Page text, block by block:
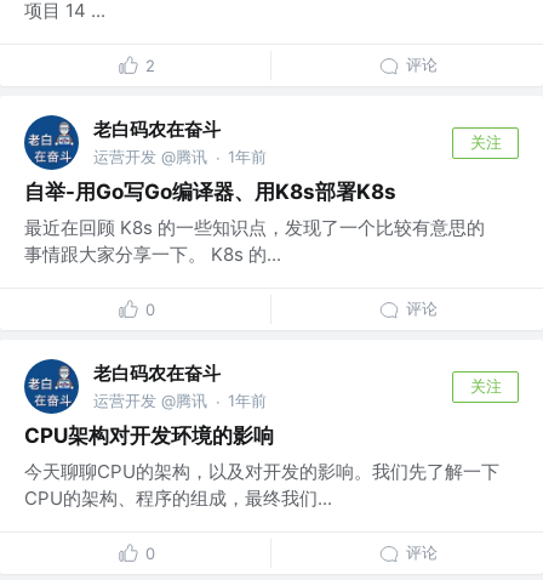
项目 14 ...
2 评论
老白码农在奋斗
运营开发 @腾讯 · 1年前
关注
自举-用Go写Go编译器、用K8s部署K8s
最近在回顾 K8s 的一些知识点，发现了一个比较有意思的
事情跟大家分享一下。 K8s 的...
0 评论
老白码农在奋斗
运营开发 @腾讯 · 1年前
关注
CPU架构对开发环境的影响
今天聊聊CPU的架构，以及对开发的影响。我们先了解一下
CPU的架构、程序的组成，最终我们...
0 评论